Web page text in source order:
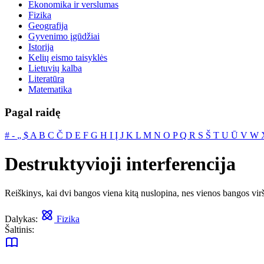
Ekonomika ir verslumas
Fizika
Geografija
Gyvenimo įgūdžiai
Istorija
Kelių eismo taisyklės
Lietuvių kalba
Literatūra
Matematika
Pagal raidę
# ‐ „ $ A B C Č D E F G H I Į J K L M N O PQ R S Š T U Ū V W
Destruktyvioji interferencija
Reiškinys, kai dvi bangos viena kitą nuslopina, nes vienos bangos
Dalykas:
Fizika
Šaltinis: